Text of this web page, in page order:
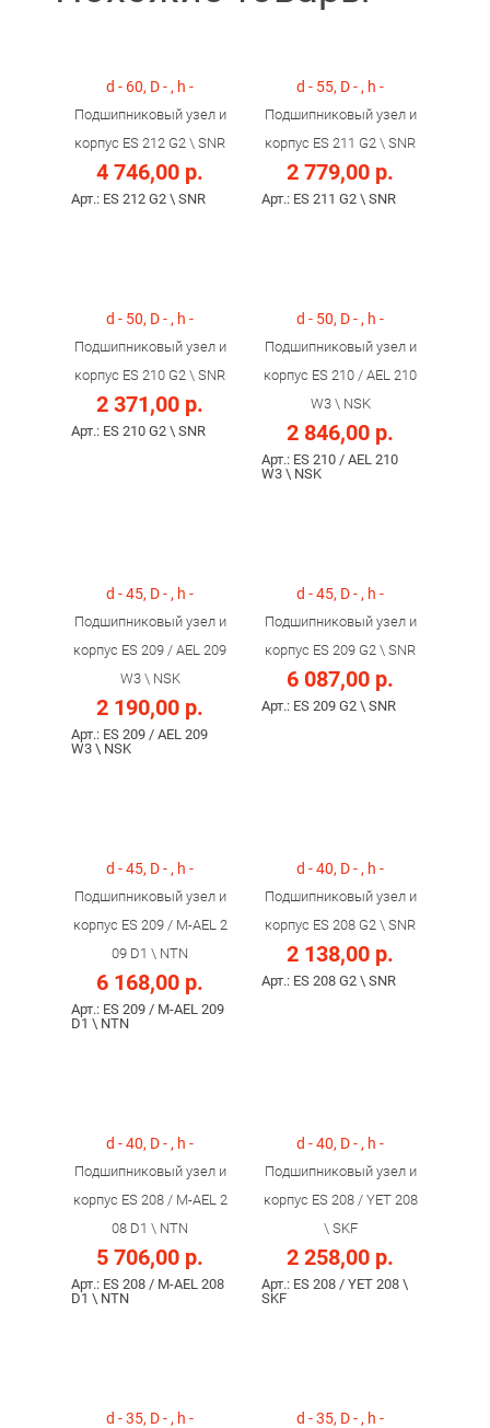
d - 60, D - , h -
Подшипниковый узел и
корпус ES 212 G2 \ SNR
4 746,00 р.
Арт.: ES 212 G2 \ SNR
d - 55, D - , h -
Подшипниковый узел и
корпус ES 211 G2 \ SNR
2 779,00 р.
Арт.: ES 211 G2 \ SNR
d - 50, D - , h -
Подшипниковый узел и
корпус ES 210 G2 \ SNR
2 371,00 р.
Арт.: ES 210 G2 \ SNR
d - 50, D - , h -
Подшипниковый узел и
корпус ES 210 / AEL 210
W3 \ NSK
2 846,00 р.
Арт.: ES 210 / AEL 210
W3 \ NSK
d - 45, D - , h -
Подшипниковый узел и
корпус ES 209 / AEL 209
W3 \ NSK
2 190,00 р.
Арт.: ES 209 / AEL 209
W3 \ NSK
d - 45, D - , h -
Подшипниковый узел и
корпус ES 209 G2 \ SNR
6 087,00 р.
Арт.: ES 209 G2 \ SNR
d - 45, D - , h -
Подшипниковый узел и
корпус ES 209 / M-AEL 2
09 D1 \ NTN
6 168,00 р.
Арт.: ES 209 / M-AEL 209
D1 \ NTN
d - 40, D - , h -
Подшипниковый узел и
корпус ES 208 G2 \ SNR
2 138,00 р.
Арт.: ES 208 G2 \ SNR
d - 40, D - , h -
Подшипниковый узел и
корпус ES 208 / M-AEL 2
08 D1 \ NTN
5 706,00 р.
Арт.: ES 208 / M-AEL 208
D1 \ NTN
d - 40, D - , h -
Подшипниковый узел и
корпус ES 208 / YET 208
\ SKF
2 258,00 р.
Арт.: ES 208 / YET 208 \
SKF
d - 35, D - , h - d - 35, D - , h -